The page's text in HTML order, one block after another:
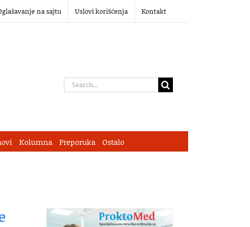
na sajtu Uslovi korišćenja Kontakt
Search
Kolumna Preporuka Ostalo